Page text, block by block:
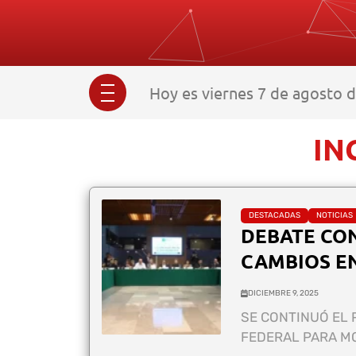
Hoy es viernes 7 de agosto
DESTACADAS NOTICIAS
DEBATE
CAMBIOS
DICIEMBRE 9, 2025
SE CONTINUÓ EL
FEDERAL PARA